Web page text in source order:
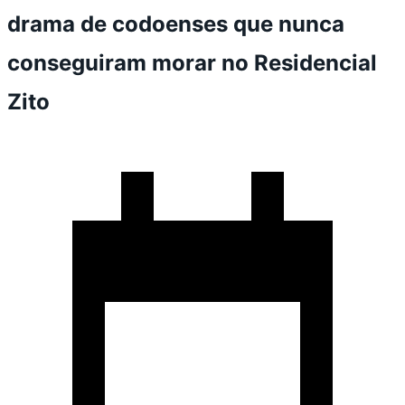
drama de codoenses que nunca
conseguiram morar no Residencial
Zito